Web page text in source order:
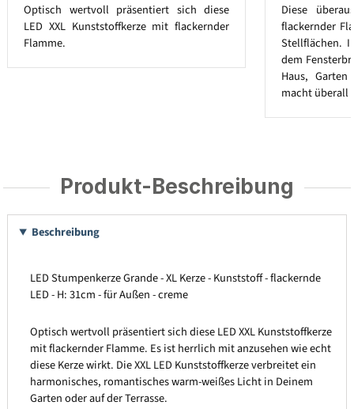
Optisch wertvoll präsentiert sich diese
LED XXL Kunststoffkerze mit flackernder
Flamme.
Diese
flackernder
Stellflächen.
dem
Haus,
macht überall
Produkt-Beschreibung
Beschreibung
LED Stumpenkerze Grande - XL Kerze - Kunststoff - flackernde
LED - H: 31cm - für Außen - creme
Optisch wertvoll präsentiert sich diese LED XXL Kunststoffkerze
mit flackernder Flamme. Es ist herrlich mit anzusehen wie echt
diese Kerze wirkt. Die XXL LED Kunststoffkerze verbreitet ein
harmonisches, romantisches warm-weißes Licht in Deinem
Garten oder auf der Terrasse.